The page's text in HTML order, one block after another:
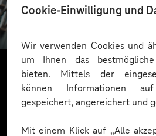
Cookie-Einwilligung und
Wir verwenden Cookies und
um Ihnen das
bieten. Mittels der
können Informationen
gespeichert, angereichert und
Mit einem Klick auf „Alle
Erfolgreiche Transformation
Mehr laden